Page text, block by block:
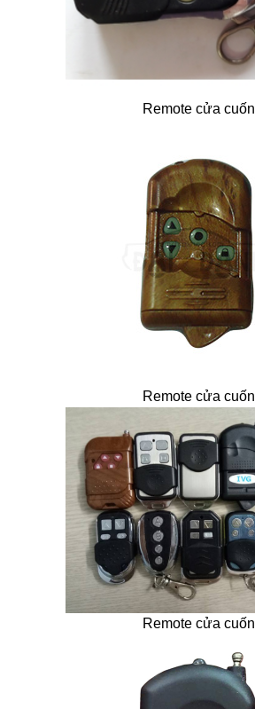
Remote cửa cuốn
Remote cửa cuốn
Remote cửa cuốn